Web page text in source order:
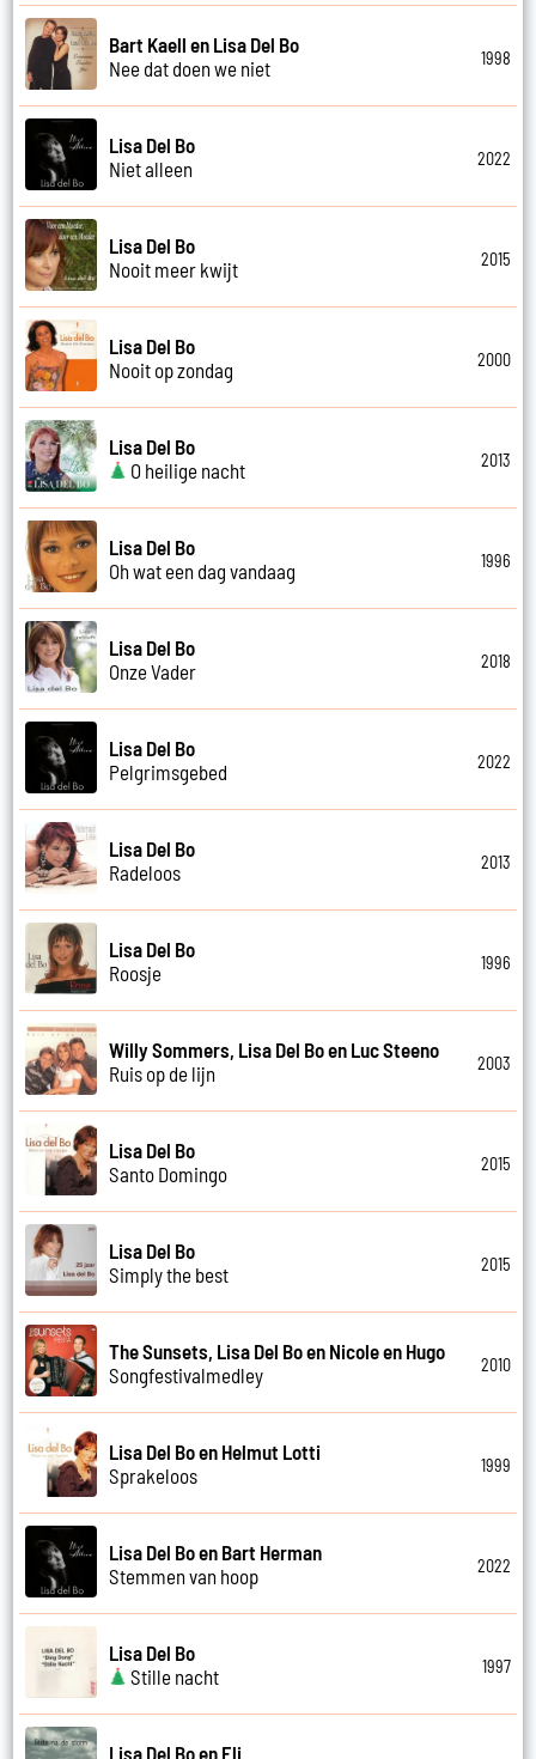
Bart Kaell en Lisa Del Bo
Nee dat doen we niet
1998
Lisa Del Bo
Niet alleen
2022
Lisa Del Bo
Nooit meer kwijt
2015
Lisa Del Bo
Nooit op zondag
2000
Lisa Del Bo
O heilige nacht
2013
Lisa Del Bo
Oh wat een dag vandaag
1996
Lisa Del Bo
Onze Vader
2018
Lisa Del Bo
Pelgrimsgebed
2022
Lisa Del Bo
Radeloos
2013
Lisa Del Bo
Roosje
1996
Willy Sommers, Lisa Del Bo en Luc Steeno
Ruis op de lijn
2003
Lisa Del Bo
Santo Domingo
2015
Lisa Del Bo
Simply the best
2015
The Sunsets, Lisa Del Bo en Nicole en Hugo
Songfestivalmedley
2010
Lisa Del Bo en Helmut Lotti
Sprakeloos
1999
Lisa Del Bo en Bart Herman
Stemmen van hoop
2022
Lisa Del Bo
Stille nacht
1997
Lisa Del Bo en Eli